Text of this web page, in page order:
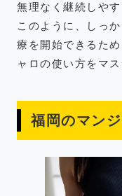
無理なく継続しやす
このように、しっ
療を開始できるた
ャロの使い方をマ
福岡のマン